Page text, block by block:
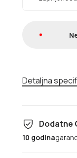
Detaljna
Dodatne
10 godina